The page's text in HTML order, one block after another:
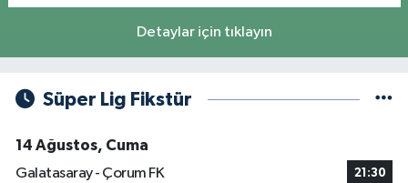
Detaylar için tıklayın
Süper Lig Fikstür
14 Ağustos, Cuma
Galatasaray - Çorum FK
21:30